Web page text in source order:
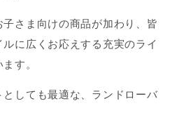
さま向けの商品が加わり、皆
ルに広くお応えする充実のライ
す。
としても最適な、ランドローバ